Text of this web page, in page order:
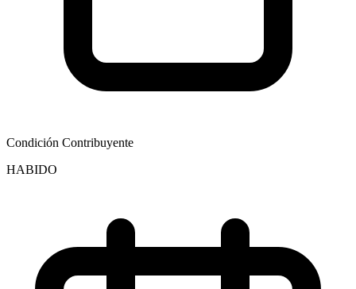
Condición Contribuyente
HABIDO